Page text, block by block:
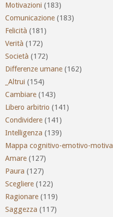
Motivazioni (183)
Comunicazione (183)
Felicità (181)
Verità (172)
Società (172)
Differenze umane (162)
_Altrui (154)
Cambiare (143)
Libero arbitrio (141)
Condividere (141)
Intelligenza (139)
Mappa cognitivo-emotivo-motiva
Amare (127)
Paura (127)
Scegliere (122)
Ragionare (119)
Saggezza (117)